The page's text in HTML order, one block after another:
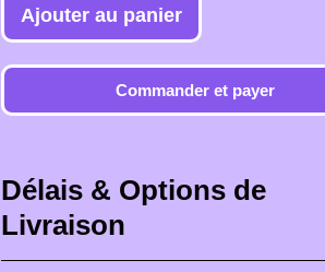
Ajouter au panier
Commander et payer
Délais & Options de
Livraison